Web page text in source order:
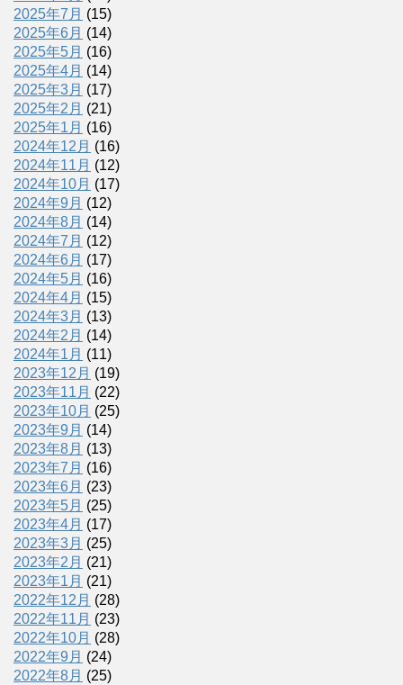
2025年7月 (15)
2025年6月 (14)
2025年5月 (16)
2025年4月 (14)
2025年3月 (17)
2025年2月 (21)
2025年1月 (16)
2024年12月 (16)
2024年11月 (12)
2024年10月 (17)
2024年9月 (12)
2024年8月 (14)
2024年7月 (12)
2024年6月 (17)
2024年5月 (16)
2024年4月 (15)
2024年3月 (13)
2024年2月 (14)
2024年1月 (11)
2023年12月 (19)
2023年11月 (22)
2023年10月 (25)
2023年9月 (14)
2023年8月 (13)
2023年7月 (16)
2023年6月 (23)
2023年5月 (25)
2023年4月 (17)
2023年3月 (25)
2023年2月 (21)
2023年1月 (21)
2022年12月 (28)
2022年11月 (23)
2022年10月 (28)
2022年9月 (24)
2022年8月 (25)